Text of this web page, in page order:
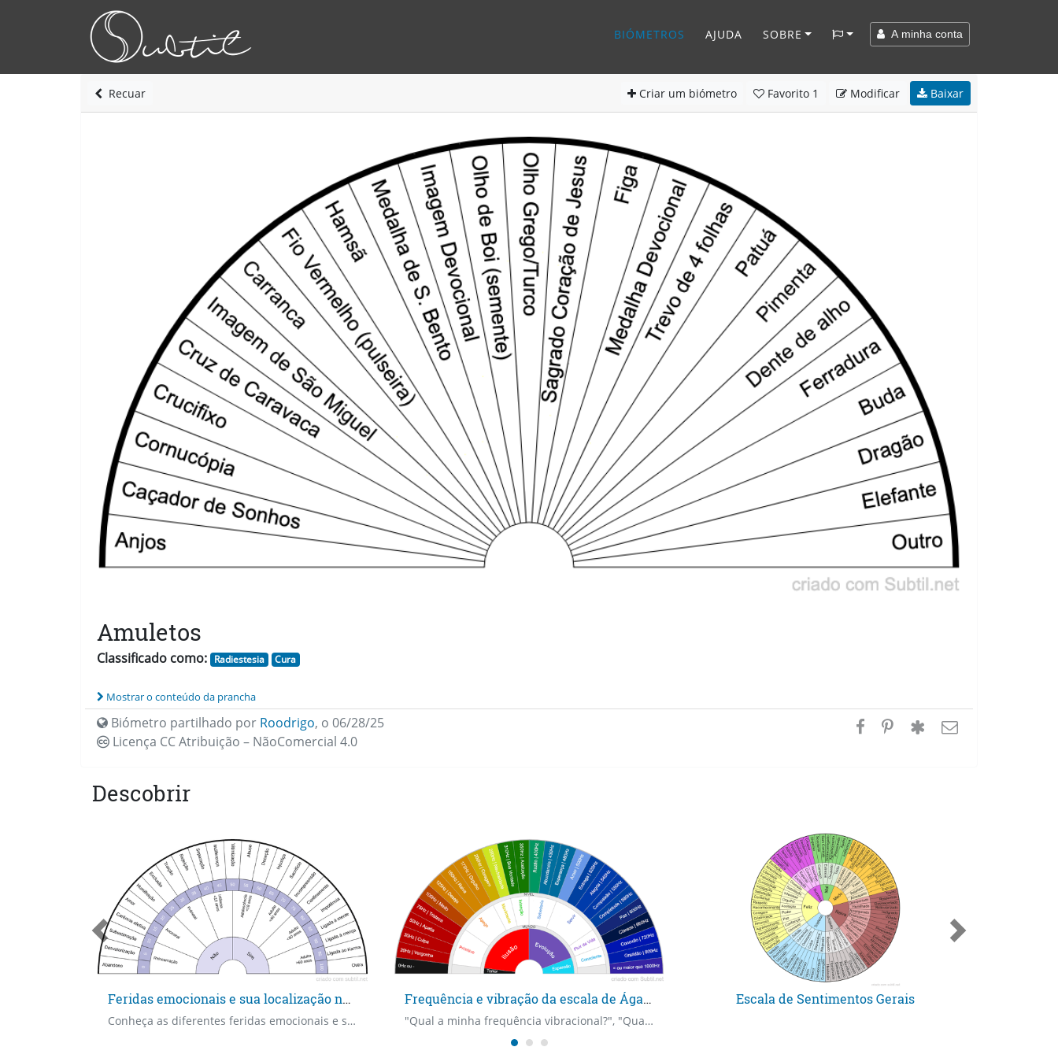
BIÓMETROS AJUDA SOBRE A minha conta
Recuar Criar um biómetro Favorito 1 Modificar Baixar
Amuletos
Classificado como: Radiestesia Cura
Mostrar o conteúdo da prancha
Biómetro partilhado por Roodrigo, o 06/28/25
Licença CCAtribuição – NãoComercial 4.0
Descobrir
Feridas emocionais e sua localização no tempo
Conheça as diferentes feridas emocionais e saiba situá-las no tempo. Qual é o tipo de ferida emocional que está na origem do atual desconforto? Com que idade ocorreu essa lesão ?
Frequência e vibração da escala de Ágatha
"Qual a minha frequência vibracional?", "Qual a minha identidade vibracional?". Adicionada a frequência "Alegria" que existe na escala de David Hawkins. "Mundo" e "Nível" não precisam ser perguntados, pois estão corretamente alinhados com a frequência que será respondida. Por exemplo, se a resposta da vibração for "Paz", é só ver que o Nível "Fluir da Vida" está alinhado à ele, bem como o Mundo "Evolução". Escala original criada por @agatha_evolucao e trazida aqui por luisaambros.com/espiritual
Escala de Sentimentos Gerais